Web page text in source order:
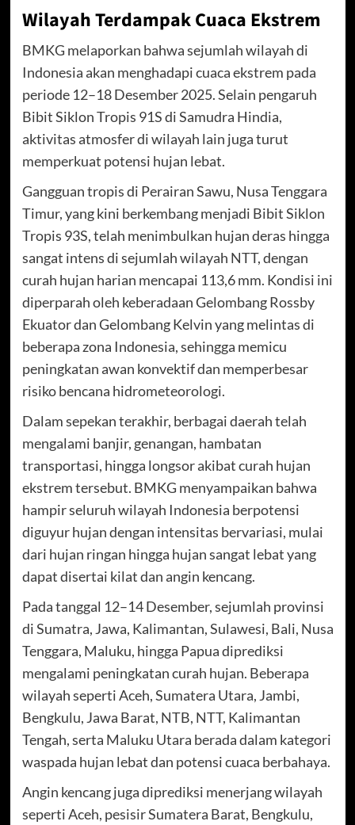
Wilayah Terdampak Cuaca Ekstrem
BMKG melaporkan bahwa sejumlah wilayah di
Indonesia akan menghadapi cuaca ekstrem pada
periode 12–18 Desember 2025. Selain pengaruh
Bibit Siklon Tropis 91S di Samudra Hindia,
aktivitas atmosfer di wilayah lain juga turut
memperkuat potensi hujan lebat.
Gangguan tropis di Perairan Sawu, Nusa Tenggara
Timur, yang kini berkembang menjadi Bibit Siklon
Tropis 93S, telah menimbulkan hujan deras hingga
sangat intens di sejumlah wilayah NTT, dengan
curah hujan harian mencapai 113,6 mm. Kondisi ini
diperparah oleh keberadaan Gelombang Rossby
Ekuator dan Gelombang Kelvin yang melintas di
beberapa zona Indonesia, sehingga memicu
peningkatan awan konvektif dan memperbesar
risiko bencana hidrometeorologi.
Dalam sepekan terakhir, berbagai daerah telah
mengalami banjir, genangan, hambatan
transportasi, hingga longsor akibat curah hujan
ekstrem tersebut. BMKG menyampaikan bahwa
hampir seluruh wilayah Indonesia berpotensi
diguyur hujan dengan intensitas bervariasi, mulai
dari hujan ringan hingga hujan sangat lebat yang
dapat disertai kilat dan angin kencang.
Pada tanggal 12–14 Desember, sejumlah provinsi
di Sumatra, Jawa, Kalimantan, Sulawesi, Bali, Nusa
Tenggara, Maluku, hingga Papua diprediksi
mengalami peningkatan curah hujan. Beberapa
wilayah seperti Aceh, Sumatera Utara, Jambi,
Bengkulu, Jawa Barat, NTB, NTT, Kalimantan
Tengah, serta Maluku Utara berada dalam kategori
waspada hujan lebat dan potensi cuaca berbahaya.
Angin kencang juga diprediksi menerjang wilayah
seperti Aceh, pesisir Sumatera Barat, Bengkulu,